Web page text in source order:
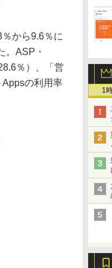
1
から9.6％に
。ASP・
％）、「営
の利用率